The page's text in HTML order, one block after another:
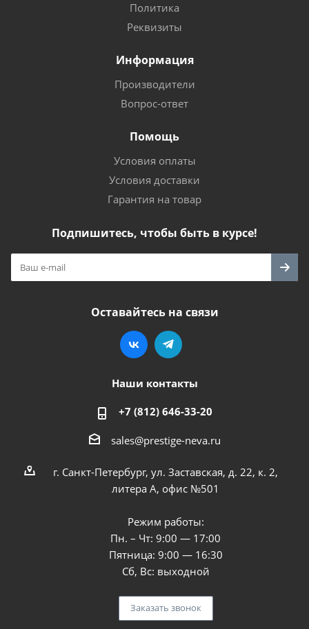
Политика
Реквизиты
Информация
Производители
Вопрос-ответ
Помощь
Условия оплаты
Условия доставки
Гарантия на товар
Подпишитесь, чтобы быть в курсе!
Оставайтесь на связи
Наши контакты
+7 (812) 646-33-20
sales@prestige-neva.ru
г. Санкт-Петербург, ул. Заставская, д. 22, к. 2,
литера А, офис №501
Режим работы:
Пн. – Чт: 9:00 — 17:00
Пятница: 9:00 — 16:30
Сб, Вс: выходной
Заказать звонок